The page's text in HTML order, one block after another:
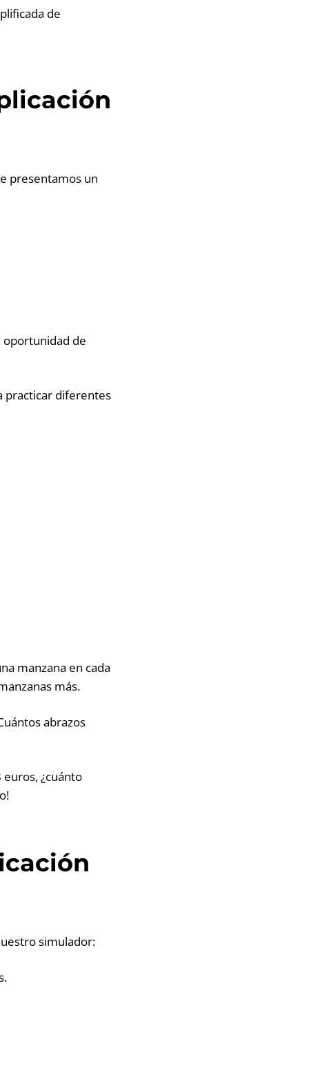
de
presentamos un
oportunidad de
practicar diferentes
manzana en cada
más.
abrazos
¿cuánto
simulador: